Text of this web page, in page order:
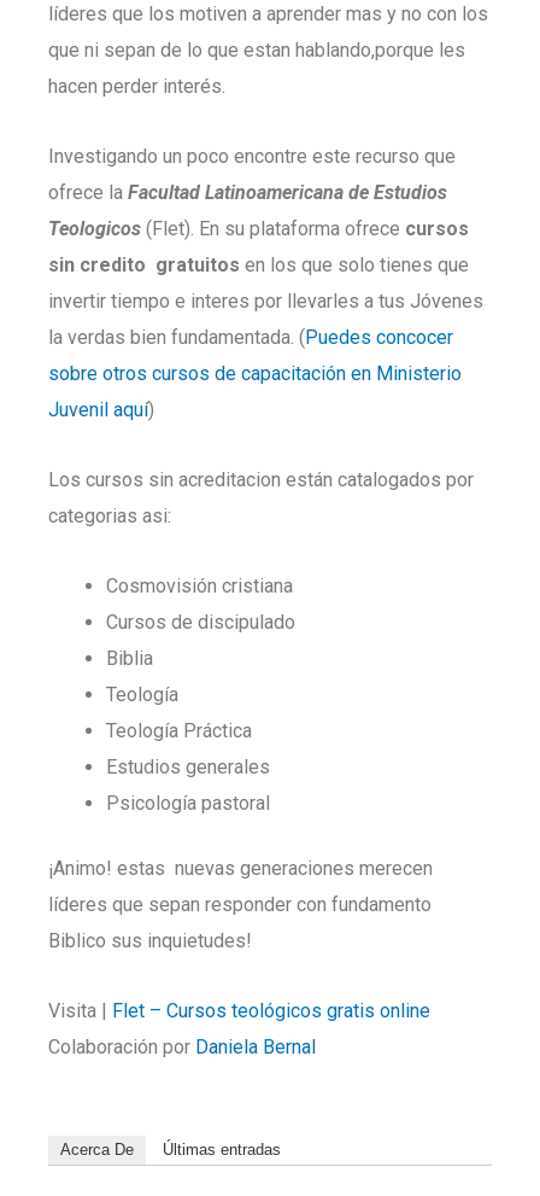
líderes que los motiven a aprender mas y no con los
que ni sepan de lo que estan hablando,porque les
hacen perder interés.
Investigando un poco encontre este recurso que
ofrece la Facultad Latinoamericana de Estudios
Teologicos (Flet). En su plataforma ofrece cursos
sin credito gratuitos en los que solo tienes que
invertir tiempo e interes por llevarles a tus Jóvenes
la verdas bien fundamentada. (Puedes concocer
sobre otros cursos de capacitación en Ministerio
Juvenil aquí)
Los cursos sin acreditacion están catalogados por
categorias asi:
Cosmovisión cristiana
Cursos de discipulado
Biblia
Teología
Teología Práctica
Estudios generales
Psicología pastoral
¡Animo! estas nuevas generaciones merecen
líderes que sepan responder con fundamento
Biblico sus inquietudes!
Visita | Flet – Cursos teológicos gratis online
Colaboración por Daniela Bernal
Acerca De Últimas entradas